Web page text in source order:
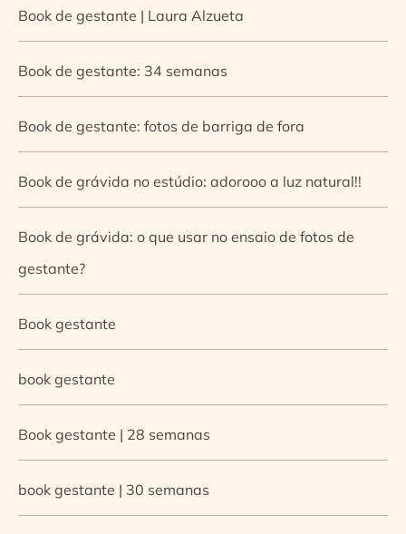
Book de gestante | Laura Alzueta
Book de gestante: 34 semanas
Book de gestante: fotos de barriga de fora
Book de grávida no estúdio: adorooo a luz natural!!
Book de grávida: o que usar no ensaio de fotos de
gestante?
Book gestante
book gestante
Book gestante | 28 semanas
book gestante | 30 semanas